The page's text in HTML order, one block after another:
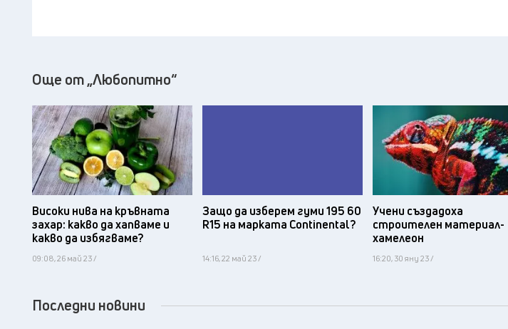
Още от „Любопитно“
Високи нива на кръвната
захар: какво да хапваме и
какво да избягваме?
09:08, 26 май 23 /
Защо да изберем гуми 195 60
R15 на марката Continental?
14:16, 22 май 23 /
Учени създадоха
строителен материал-
хамелеон
16:20, 30 яну 23 /
Последни новини